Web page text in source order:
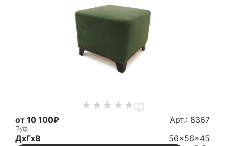
0
от 10 100₽ Арт.: 8367
Пуф
ДxГxВ 56x56x45